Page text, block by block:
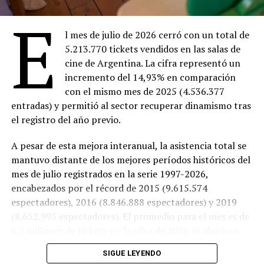
Domingo 9
18:00 –Ahí donde no estás(Entrada $4.000)
20:00 –Dios y el diablo en la tierra del solen 16
mm ($Entrada 4.000)
Lunes 10
18:30 –Ahí donde no estás (Entrada $4.000)
20:30 –Marcado para matar(Entrada gratuita)
18:30 –Ahí donde no estás(Entrada $4.000)
20:30 –Trilogy of Terror(Entrada $4.000)
Miércoles 12
18:30 –Ahí donde no estás($Entrada 4.000)
20:30 – Aftersun(Entrada $4.000)
E
l mes de julio de 2026 cerró con un total de
5.213.770 tickets vendidos en las salas de
cine de Argentina. La cifra representó un
incremento del 14,93% en comparación
con el mismo mes de 2025 (4.536.377
entradas) y permitió al sector recuperar dinamismo tras
el registro del año previo.
A pesar de esta mejora interanual, la asistencia total se
mantuvo distante de los mejores períodos históricos del
mes de julio registrados en la serie 1997-2026,
encabezados por el récord de 2015 (9.615.574
espectadores), 2016 (8.846.888 espectadores) y 2019
(8.652.995 espectadores). El promedio para el mes es de
16% por debajo de ese número, en el puesto 24 sobre 31
registros desde 1997.
SIGUE LEYENDO